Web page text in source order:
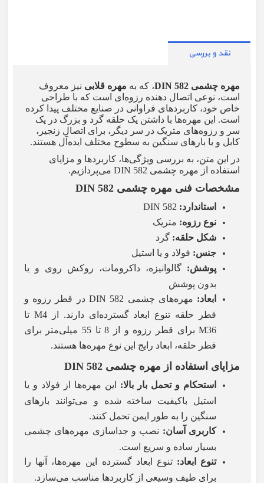
نقد و بررسی
مهره چشمی ، که به مهره قلابی نیز معروف
است، نوعی اتصال دهنده رزوه‌ای است که با طراحی
خاص خود، کاربردهای فراوانی در صنایع مختلف پیدا کرده
است. این مهره‌ها با داشتن یک حلقه گرد و بزرگ در یک
سر و رزوه‌های متریک در سر دیگر، برای اتصال زنجیر،
کابل و یا بارهای سنگین به سطوح مختلف ایده‌آل هستند.
در این متن، به بررسی ویژگی‌ها، کاربردها و مزایای
استفاده از مهره چشمی
مشخصات فنی مهره چشمی
استاندارد:
نوع رزوه: متریک
شکل حلقه: گرد
جنس: فولاد و یا استیل
پوشش: گالوانیزه، داکرومات، روکش روی و یا
بدون پوشش
ابعاد: مهره‌های چشمی DIN 582 در قطر رزوه و
قطر حلقه تنوع ابعاد گسترده‌ای دارند. از M4 تا
M36 برای قطر رزوه و از 8 تا 55 میلی‌متر برای
قطر حلقه، ابعاد رایج این نوع مهره‌ها هستند.
مزایای استفاده از مهره چشمی
استحکام و تحمل بار بالا: این مهره‌ها از فولاد و یا
استیل باکیفیت ساخته شده و می‌توانند بارهای
سنگین را به طور ایمن تحمل کنند.
کاربری آسان: نصب و جداسازی مهره‌های چشمی
بسیار ساده و سریع است.
تنوع ابعاد: تنوع ابعاد گسترده این مهره‌ها، آنها را
برای طیف وسیعی از کاربردها مناسب می‌سازد.